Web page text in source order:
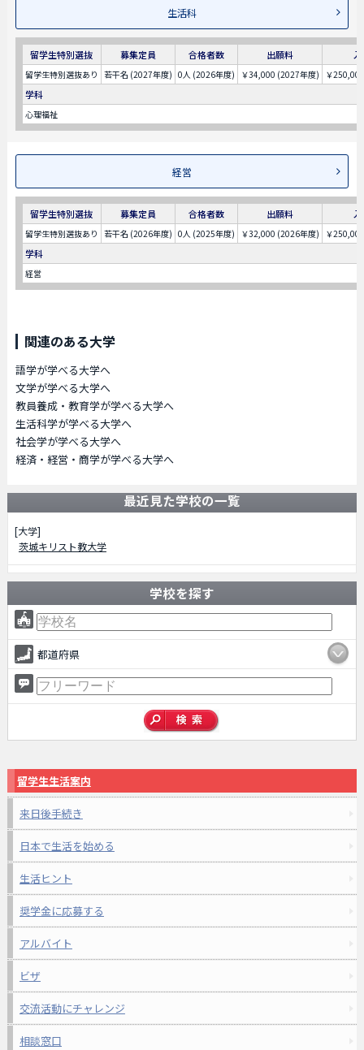
生活科
留学生特別選抜 募集定員 合格者数 出願料
留学生特別選抜あり 若干名 (2027年度) 0人 (2026年度) ￥34,000 (2027年度) ￥
学科
心理福祉
経営
留学生特別選抜 募集定員 合格者数 出願料
留学生特別選抜あり 若干名 (2026年度) 0人 (2025年度) ￥32,000 (2026年度) ￥
学科
経営
関連のある大学
語学が学べる大学へ
文学が学べる大学へ
教員養成・教育学が学べる大学へ
生活科学が学べる大学へ
社会学が学べる大学へ
経済・経営・商学が学べる大学へ
最近見た学校の一覧
[大学]
茨城キリスト教大学
学校を探す
都道府県
留学生生活案内
来日後手続き
日本で生活を始める
生活ヒント
奨学金に応募する
アルバイト
ビザ
交流活動にチャレンジ
相談窓口